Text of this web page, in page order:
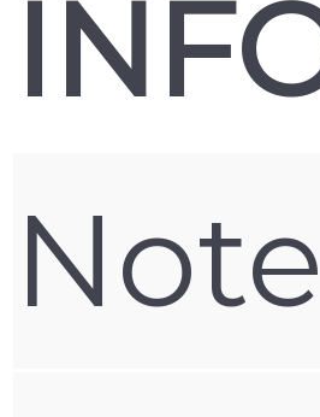
Nillkin interneta viekalā varēsiet
maciņu savam AirPods 3
iecienītāko